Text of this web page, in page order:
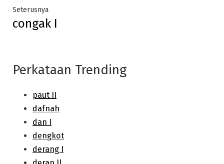
SeterusnyaNext
post:
congak I
Perkataan Trending